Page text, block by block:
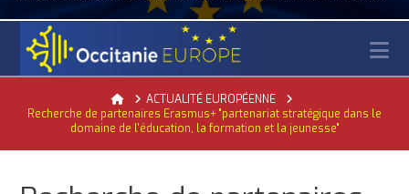
ACTUALITÉ DE L'UNION EUROPÉENNE, ACTUALITÉ DE LA REPRÉSENTATION D’OCCITANIE EUROPE, ECONOMIE CIRCULAIRE, ÉNERGIE - ENVIRONNEMENT -
HomeACTUALITÉ EUROPÉENNE
Recherche de partenaires Erasmus+ "partenariat stratégique dans le
domaine de l'éducation, la formation et la jeunesse"